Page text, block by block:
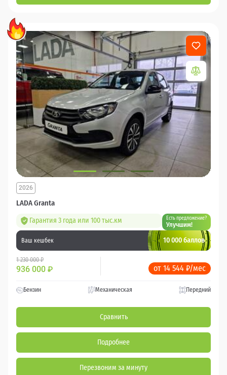
LADA Granta
2026
Гарантия 3 года или 100 тыс.км Есть предложение?
Улучшим!
Ваш кешбек 10 000 баллов
1 230 000 ₽
936 000 ₽ от 14 544 ₽/мес
Бензин Механическая Передний
Сравнить
Подробнее
Перезвоним за минуту